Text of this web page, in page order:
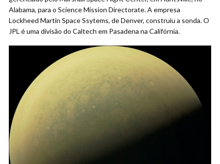
Alabama, para o Science Mission Directorate. A empresa
Lockheed Martin Space Ssytems, de Denver, construiu a sonda. O
JPL é uma divisão do Caltech em Pasadena na Califórnia.